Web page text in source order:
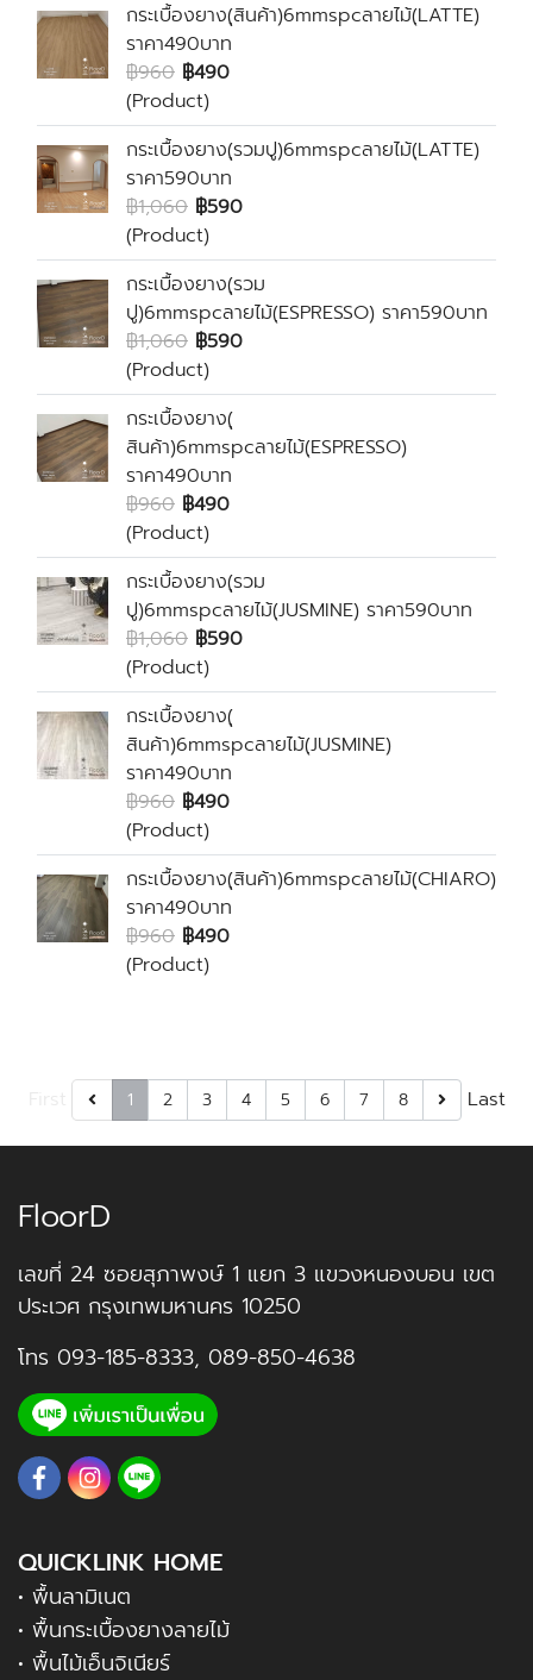
กระเบื้องยาง(ุสินค้า)6mmspcลายไม้(ฺLATTE)
ราคา490บาท
฿960 ฿490
(Product)
กระเบื้องยาง(ุรวมปู)6mmspcลายไม้(ฺLATTE)
ราคา590บาท
฿1,060 ฿590
(Product)
กระเบื้องยาง(ุรวม
ปู)6mmspcลายไม้(ฺESPRESSO) ราคา590บาท
฿1,060 ฿590
(Product)
กระเบื้องยาง(ุ
สินค้า)6mmspcลายไม้(ฺESPRESSO)
ราคา490บาท
฿960 ฿490
(Product)
กระเบื้องยาง(ุรวม
ปู)6mmspcลายไม้(ฺJUSMINE) ราคา590บาท
฿1,060 ฿590
(Product)
กระเบื้องยาง(ุ
สินค้า)6mmspcลายไม้(ฺJUSMINE)
ราคา490บาท
฿960 ฿490
(Product)
กระเบื้องยาง(ุสินค้า)6mmspcลายไม้(ฺCHIARO)
ราคา490บาท
฿960 ฿490
(Product)
1 2 3 4 5 6 7 8 Last
FloorD
เลขที่ 24 ซอยสุภาพงษ์ 1 แยก 3 แขวงหนองบอน เขต
ประเวศ กรุงเทพมหานคร 10250
โทร 093-185-8333, 089-850-4638
QUICKLINK HOME
• พื้นลามิเนต
• พื้นกระเบื้องยางลายไม้
• พื้นไม้เอ็นจิเนียร์